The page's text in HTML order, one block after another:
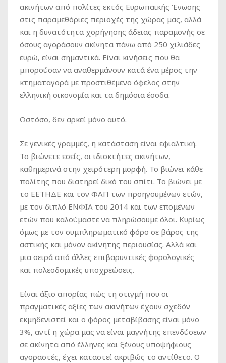
ακινήτων από πολίτες εκτός Ευρωπαϊκής Ένωσης
στις παραμεθόριες περιοχές της χώρας μας, αλλά
και η δυνατότητα χορήγησης άδειας παραμονής σε
όσους αγοράσουν ακίνητα πάνω από 250 χιλιάδες
ευρώ, είναι σημαντικά. Είναι κινήσεις που θα
μπορούσαν να αναθερμάνουν κατά ένα μέρος την
κτηματαγορά με προστιθέμενο όφελος στην
ελληνική οικονομία και τα δημόσια έσοδα.
Ωστόσο, δεν αρκεί μόνο αυτό.
Σε γενικές γραμμές, η κατάσταση είναι εφιαλτική.
Το βιώνετε εσείς, οι ιδιοκτήτες ακινήτων,
καθημερινά στην χειρότερη μορφή. Το βιώνει κάθε
πολίτης που διατηρεί δικό του σπίτι. Το βιώνει με
το ΕΕΤΗΔΕ και τον ΦΑΠ των προηγουμένων ετών,
με τον διπλό ΕΝΦΙΑ του 2014 και των επομένων
ετών που καλούμαστε να πληρώσουμε όλοι. Κυρίως
όμως με τον συμπληρωματικό φόρο σε βάρος της
αστικής και μόνον ακίνητης περιουσίας. Αλλά και
μια σειρά από άλλες επιβαρυντικές φορολογικές
και πολεοδομικές υποχρεώσεις.
Είναι άξιο απορίας πώς τη στιγμή που οι
πραγματικές αξίες των ακινήτων έχουν σχεδόν
εκμηδενιστεί και ο φόρος μεταβίβασης είναι μόνο
3%, αντί η χώρα μας να είναι μαγνήτης επενδύσεων
σε ακίνητα από έλληνες και ξένους υποψήφιους
αγοραστές, έχει καταστεί ακριβώς το αντίθετο. Ο